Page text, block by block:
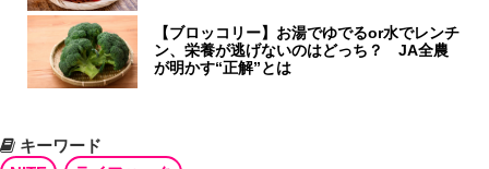
【ブロッコリー】お湯でゆでるor水でレンチ
ン、栄養が逃げないのはどっち？ JA全農
が明かす“正解”とは
キーワード